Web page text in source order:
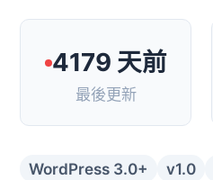
4179 天前
最後更新
WordPress 3.0+ v1.0